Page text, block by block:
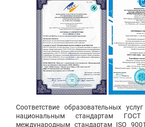
Соответствие образовательных
национальным стандартам
международным стандартам ISO